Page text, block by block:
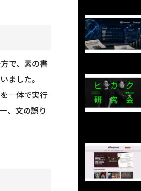
で、素の書
ました。
一体で実行
、文の誤り